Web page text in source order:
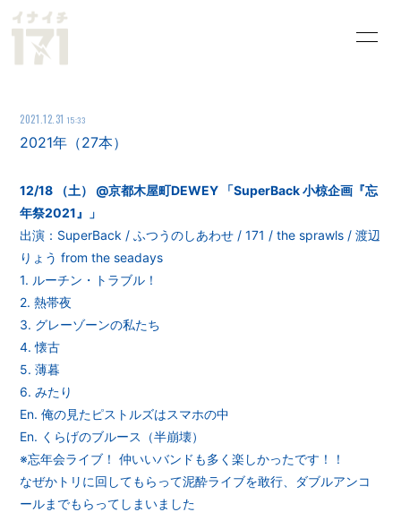
SCHEDULE
歌詞＆雑記
GOODS
2021.12.31 15:33
2021年（27本）
12/18 （土） @京都木屋町DEWEY 「SuperBack 小椋企画『忘
年祭2021』」
出演：SuperBack / ふつうのしあわせ / 171 / the sprawls / 渡辺
りょう from the seadays
1. ルーチン・トラブル！
2. 熱帯夜
3. グレーゾーンの私たち
4. 懐古
5. 薄暮
6. みたり
En. 俺の見たピストルズはスマホの中
En. くらげのブルース（半崩壊）
※忘年会ライブ！ 仲いいバンドも多く楽しかったです！！
なぜかトリに回してもらって泥酔ライブを敢行、ダブルアンコ
ールまでもらってしまいました